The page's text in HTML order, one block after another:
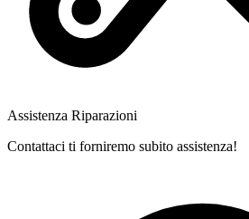
Assistenza Riparazioni
Contattaci ti forniremo subito assistenza!